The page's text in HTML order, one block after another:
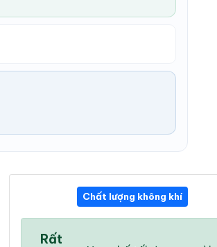
11:00 PM
29 °/
12:00 AM
Chất lượng không khí
Rất